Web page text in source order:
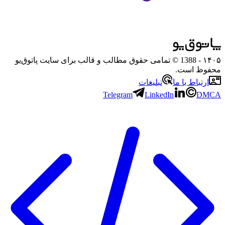
۱۴۰۵
- 1388 © تمامی حقوق مطالب و قالب برای سایت پاتوق‌یو
محفوظ است.
ارتباط با ما
تبلیغات
Telegram
LinkedIn DMCA